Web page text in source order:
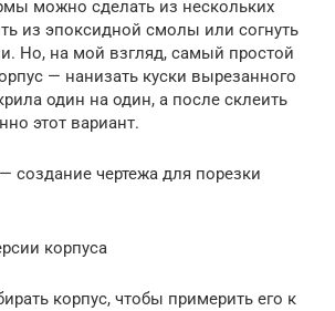
можно сделать из нескольких
из эпоксидной смолы или согнуть
Но, на мой взгляд, самый простой
— нанизать куски вырезанного
один на один, а после склеить
этот вариант.
создание чертежа для порезки
корпуса
корпус, чтобы примерить его к